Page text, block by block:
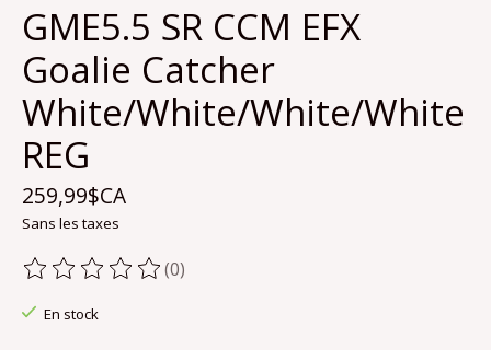
GME5.5 SR CCM EFX
Goalie Catcher
White/White/White/White
REG
259,99$CA
Sans les taxes
Ce produit est évalué à
(0)
En stock